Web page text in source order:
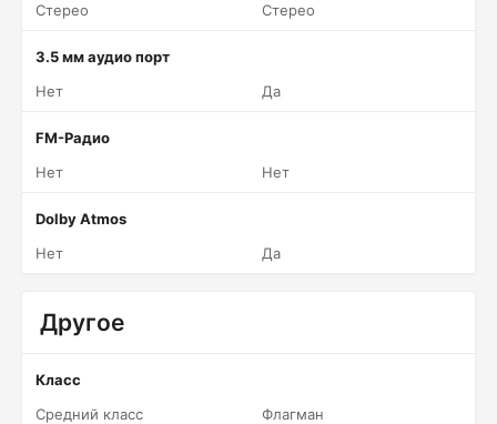
Стерео
Стерео
3.5 мм аудио порт
Нет
Да
FM-Радио
Нет
Нет
Dolby Atmos
Нет
Да
Другое
Класс
Средний класс
Флагман